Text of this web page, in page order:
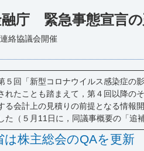
庁 緊急事態宣言
絡協議会開催
５回「新型コロナウイルス感染症の
れたことも踏まえて，第４回以降の
る会計上の見積りの前提となる情報
た（５月11日に，同議事概要の「追
は株主総会のQAを更新